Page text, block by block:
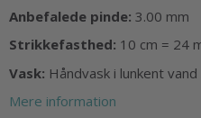
Anbefalede pinde: 3.00 mm
Strikkefasthed: 10 cm = 24
Vask: Håndvask i lunkent
Mere information